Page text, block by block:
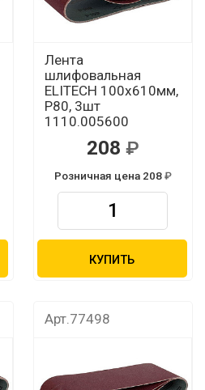
Лента
шлифовальная
ELITECH 100х610мм,
Р80, 3шт
1110.005600
208
Розничная цена 208
КУПИТЬ
Арт.77498